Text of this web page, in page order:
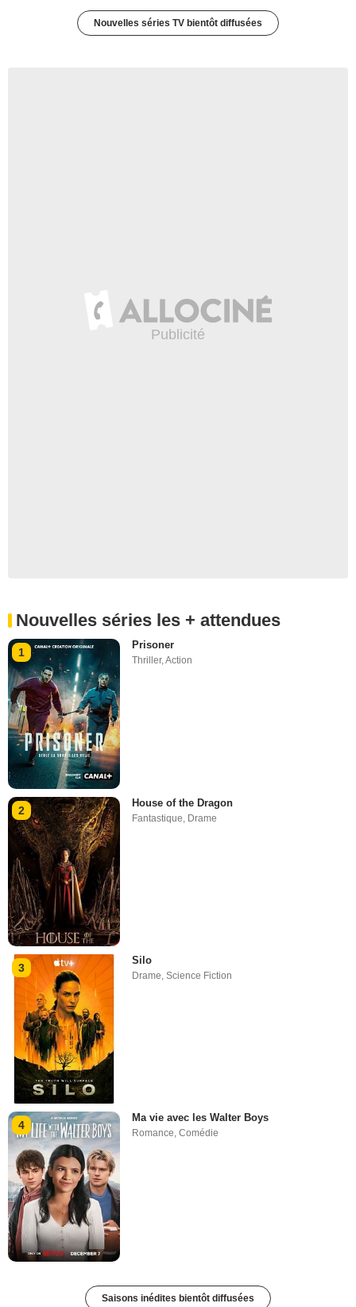
Nouvelles séries TV bientôt diffusées
Nouvelles séries les + attendues
1
Prisoner
Thriller,Action
2
House of the Dragon
Fantastique Drame
3
Silo
Drame,Science Fiction
4
Ma vie avec les Walter Boys
Romance,Comédie
Saisons inédites bientôt diffusées